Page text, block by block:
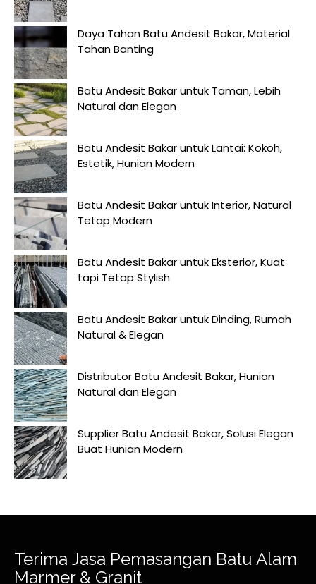
Daya Tahan Batu Andesit Bakar, Material
Tahan Banting
Batu Andesit Bakar untuk Taman, Lebih
Natural dan Elegan
Batu Andesit Bakar untuk Lantai: Kokoh,
Estetik, Hunian Modern
Batu Andesit Bakar untuk Interior, Natural
Tetap Modern
Batu Andesit Bakar untuk Eksterior, Kuat
tapi Tetap Stylish
Batu Andesit Bakar untuk Dinding, Rumah
Natural & Elegan
Distributor Batu Andesit Bakar, Hunian
Natural dan Elegan
Supplier Batu Andesit Bakar, Solusi Elegan
Buat Hunian Modern
Terima Jasa Pemasangan Batu Alam
Marmer & Granit